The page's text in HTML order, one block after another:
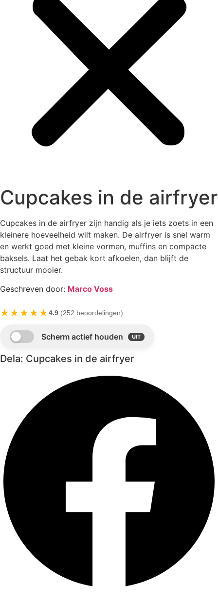
Cupcakes in de airfryer
Cupcakes in de airfryer zijn handig als je iets zoets in een
kleinere hoeveelheid wilt maken. De airfryer is snel warm
en werkt goed met kleine vormen, muffins en compacte
baksels. Laat het gebak kort afkoelen, dan blijft de
structuur mooier.
Geschreven door: Marco Voss
★★★★★4.9 (252 beoordelingen)
Dela: Cupcakes in de airfryer